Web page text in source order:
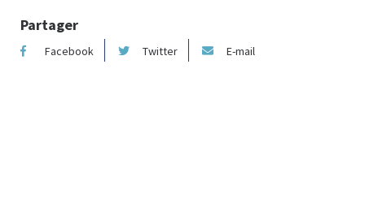
Partager
Facebook Twitter E-mail